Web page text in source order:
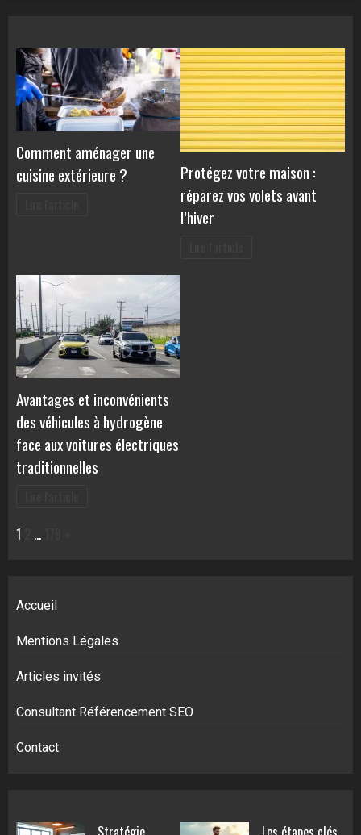
Comment aménager une
cuisine extérieure ?
Protégez votre maison :
réparez vos volets avant
l’hiver
Avantages et inconvénients
des véhicules à hydrogène
face aux voitures électriques
traditionnelles
Page:
1 …
Accueil
Mentions Légales
Articles invités
Consultant Référencement SEO
Contact